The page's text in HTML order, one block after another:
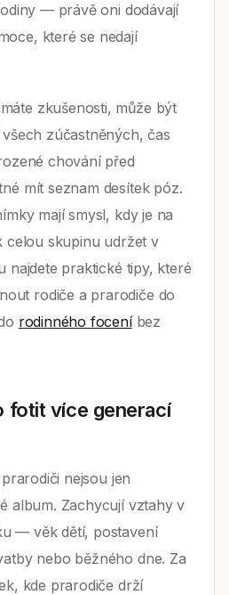
— právě oni dodávají
které se nedají
zkušenosti, může být
zúčastněných, čas
chování před
mít seznam desítek póz.
mají smysl, kdy je na
celou skupinu udržet v
najdete praktické tipy, které
rodiče a prarodiče do
rodinného foceníbez
fotit více generací
nejsou jen
album. Zachycují vztahy v
— věk dětí, postavení
nebo běžného dne. Za
kde prarodiče drží